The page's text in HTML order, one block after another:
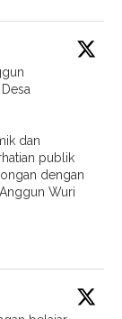
dan
publik
dengan
Wuri